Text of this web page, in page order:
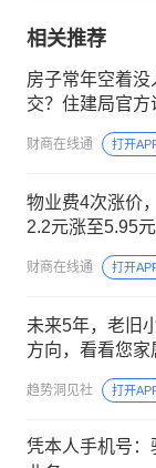
相关推荐
房子常年空着
交？住建局官方
财商在线通 打开
物业费4次涨价
2.2元涨至5.95
财商在线通 打开
未来5年，老旧
方向，看看您家
趋势洞见社 打开
凭本人手机号：